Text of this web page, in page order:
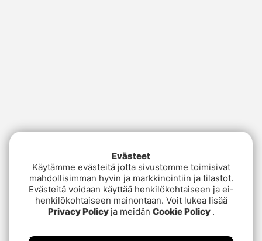
Evästeet
Käytämme evästeitä jotta sivustomme toimisivat
mahdollisimman hyvin ja markkinointiin ja tilastot.
Evästeitä voidaan käyttää henkilökohtaiseen ja ei-
henkilökohtaiseen mainontaan. Voit lukea lisää
Privacy Policy ja meidän Cookie Policy .